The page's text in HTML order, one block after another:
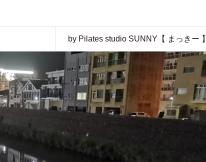
by Pilates studio SUNNY【 まっきー 】